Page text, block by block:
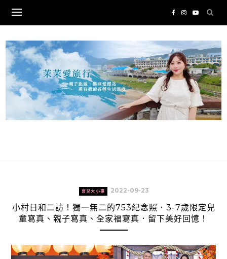
content
育兒大小事 2022-09-23
小村日和二訪！獨一無二的753紀念照．3-7歲限定兒
童寫真、親子寫真、全家福寫真．留下美好回憶！